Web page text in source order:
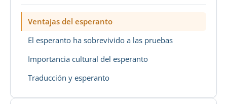
Ventajas del esperanto
El esperanto ha sobrevivido a las pruebas
Importancia cultural del esperanto
Traducción y esperanto